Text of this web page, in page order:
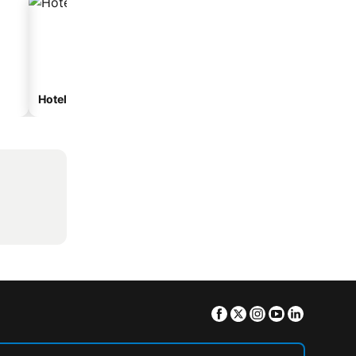
Hotel con spa
Facebook
TwitterInstagram
Youtube